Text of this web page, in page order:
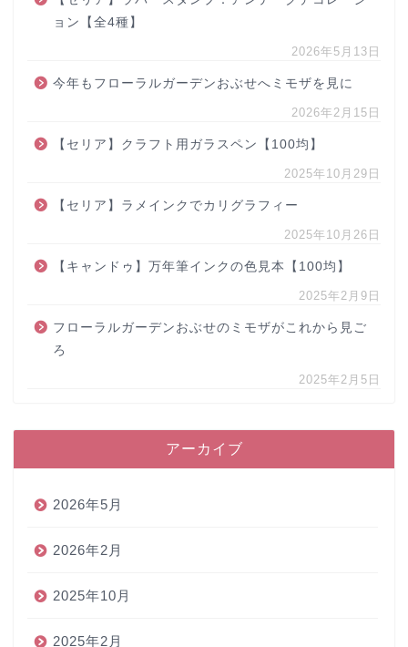
ョン【全4種】
2026年5月13日
今年もフローラルガーデンおぶせへミモザを見に
2026年2月15日
【セリア】クラフト用ガラスペン【100均】
2025年10月29日
【セリア】ラメインクでカリグラフィー
2025年10月26日
【キャンドゥ】万年筆インクの色見本【100均】
2025年2月9日
フローラルガーデンおぶせのミモザがこれから見ご
ろ
2025年2月5日
アーカイブ
2026年5月
2026年2月
2025年10月
2025年2月